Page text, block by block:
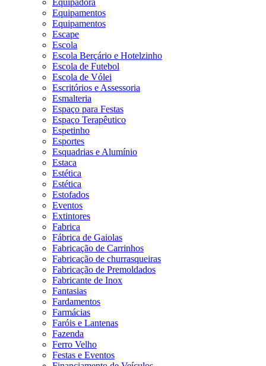
Equipadora
Equipamentos
Equipamentos
Escape
Escola
Escola Berçário e Hotelzinho
Escola de Futebol
Escola de Vólei
Escritórios e Assessoria
Esmalteria
Espaço para Festas
Espaço Terapêutico
Espetinho
Esportes
Esquadrias e Alumínio
Estaca
Estética
Estética
Estofados
Eventos
Extintores
Fabrica
Fábrica de Gaiolas
Fabricação de Carrinhos
Fabricação de churrasqueiras
Fabricação de Premoldados
Fabricante de Inox
Fantasias
Fardamentos
Farmácias
Faróis e Lantenas
Fazenda
Ferro Velho
Festas e Eventos